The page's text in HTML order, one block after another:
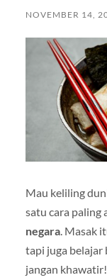
NOVEMBER 14,
Mau keliling
satu cara paling
negara. Masak
tapi juga belajar
jangan